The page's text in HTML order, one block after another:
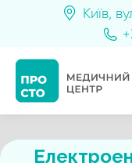
Київ,